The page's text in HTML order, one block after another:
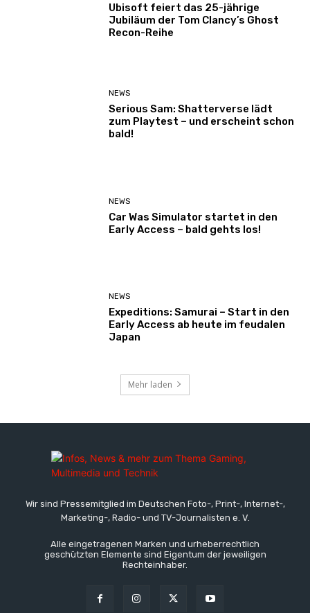
Ubisoft feiert das 25-jährige
Jubiläum der Tom Clancy’s Ghost
Recon-Reihe
NEWS
Serious Sam: Shatterverse lädt
zum Playtest – und erscheint schon
bald!
NEWS
Car Was Simulator startet in den
Early Access – bald gehts los!
NEWS
Expeditions: Samurai – Start in den
Early Access ab heute im feudalen
Japan
Mehr laden
Wir sind Pressemitglied im Deutschen Foto-, Print-, Internet-,
Marketing-, Radio- und TV-Journalisten e. V.
Alle eingetragenen Marken und urheberrechtlich
geschützten Elemente sind Eigentum der jeweiligen
Rechteinhaber.